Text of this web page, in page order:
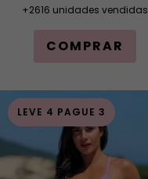
+2616 unidades vendidas
COMPRAR
LEVE 4 PAGUE 3